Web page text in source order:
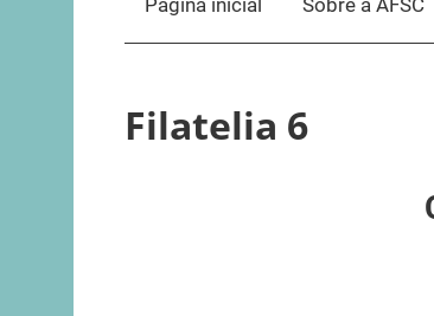
Página inicial Sobre a AFSC
Filatelia 6